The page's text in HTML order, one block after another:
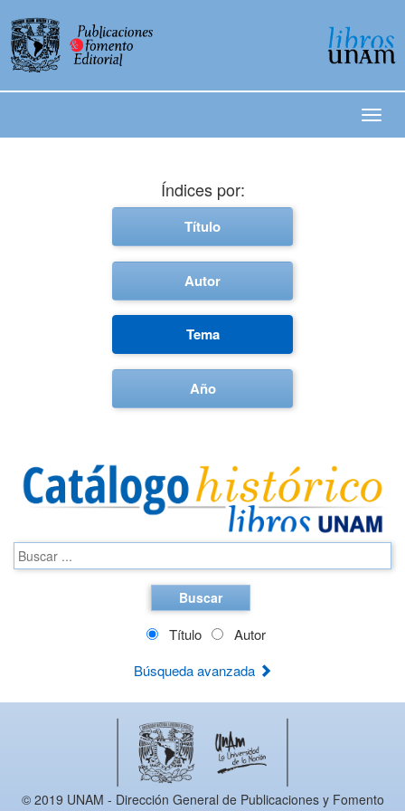
Índices por:
Título
Autor
Tema
Año
Buscar
Título
Autor
Búsqueda avanzada
© 2019 UNAM - Dirección General de Publicaciones y Fomento